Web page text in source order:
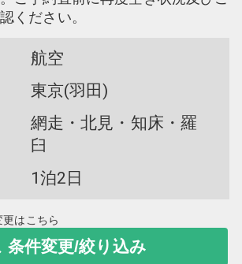
ください。
航空
東京(羽田)
網走・北見・知床・羅
臼
1泊2日
はこちら
条件変更/絞り込み